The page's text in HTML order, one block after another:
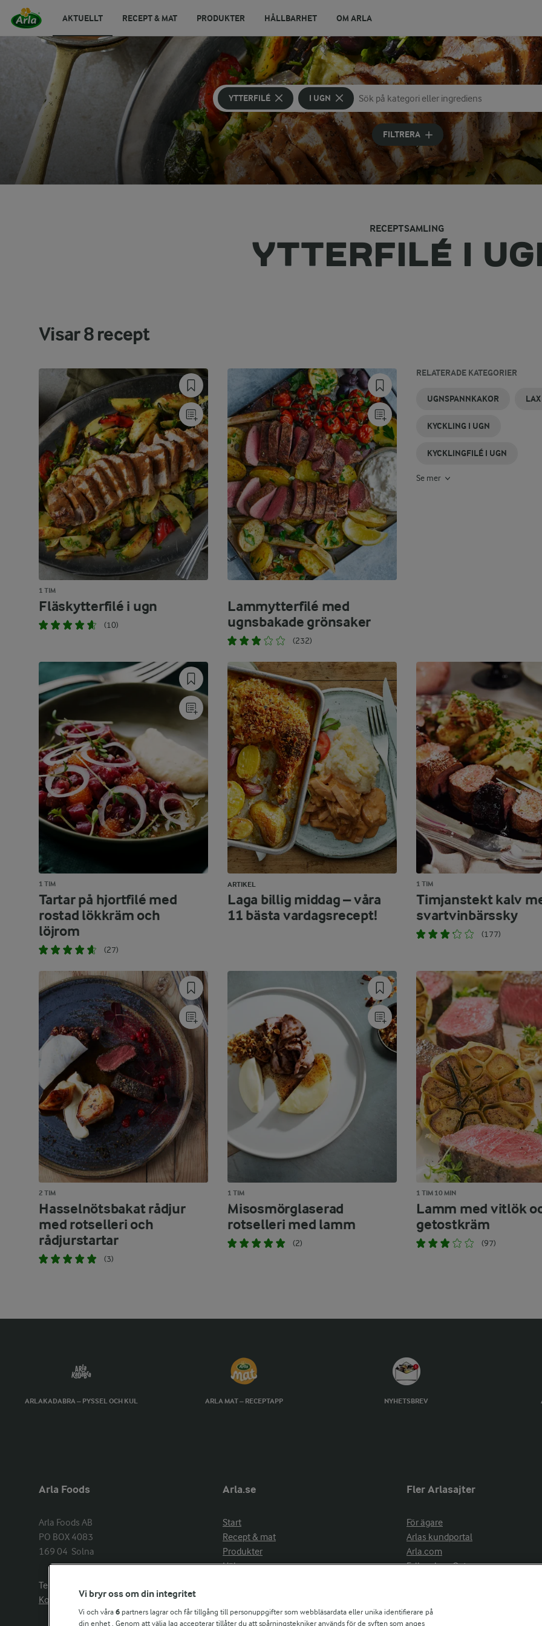
AKTUELLT RECEPT & MAT PRODUKTER HÅLLBARHET OM ARLA
YTTERFILÉ I UGN
Sök på kategori eller ingrediens
Skriv in sökord för att få förslag
FILTRERA
RECEPTSAMLING
YTTERFILÉ I
Visar8recept
1 TIM
Fläskytterfilé i ugn
(10)
Lammytterfilé med
ugnsbakade grönsaker
(232)
RELATERADE KATEGORIER
UGNSPANNKAKOR
KYCKLING I UGN
KYCKLINGFILÉ I UGN
FLÄSKFILÉER
I UGN
SÖTPOTATIS
I UGN
BACON
I UGN
POTATIS
I UGN
ROTFRUKTER
I UGN
FALUKORV
I UGN
Se mer
1 TIM
Tartar på hjortfilé med
rostad lökkräm och
löjrom
(27)
ARTIKEL
Laga billig middag – våra
11 bästa vardagsrecept!
1 TIM
Timjanstekt kalv
svartvinbärssky
(177)
2 TIM
Hasselnötsbakat rådjur
med rotselleri och
rådjurstartar
(3)
1 TIM
Misosmörglaserad
rotselleri med lamm
(2)
1 TIM 10 MIN
Lamm med vitlök
getostkräm
(97)
ARLAKADABRA – PYSSEL OCH KUL ARLA MAT – RECEPTAPP NYHETSBREV
Arla Foods
Arla Foods AB
PO BOX 4083
169 04  Solna
Telefon:
Kontakta oss
Arla.se
Start
Recept & mat
Produkter
Hälsa
Aktuellt
Fler Arlasajter
För ägare
Arlas kundportal
Arla.com
Falbygdens Ost
Vi bryr oss om din integritet
Vi och våra 6 partners lagrar och får tillgång till personuppgifter som webbläsardata eller unika identifierare på
din enhet . Genom att välja Jag accepterar tillåter du att spårningstekniker används för de syften som anges